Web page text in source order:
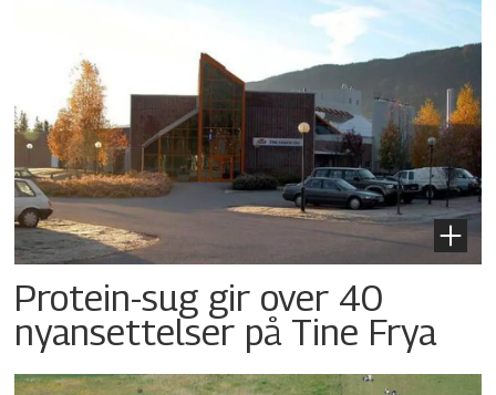
Protein-sug gir over 40
nyansettelser på Tine Frya